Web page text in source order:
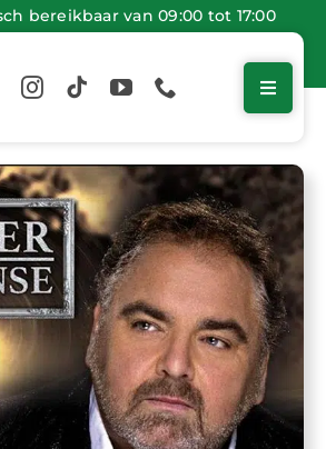
bereikbaar van 09:00 tot 17:00